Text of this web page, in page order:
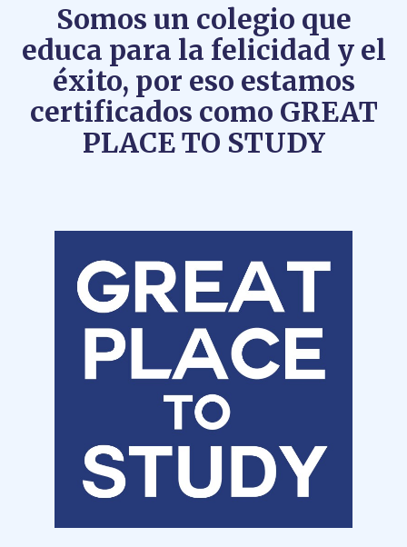
Somos un colegio que
educa para la felicidad y el
éxito, por eso estamos
certificados como GREAT
PLACE TO STUDY